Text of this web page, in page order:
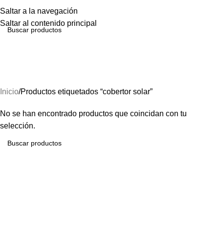
Saltar a la navegación
Saltar al contenido principal
Menú
Inicio Productos etiquetados “cobertor solar”
No se han encontrado productos que coincidan con tu
selección.